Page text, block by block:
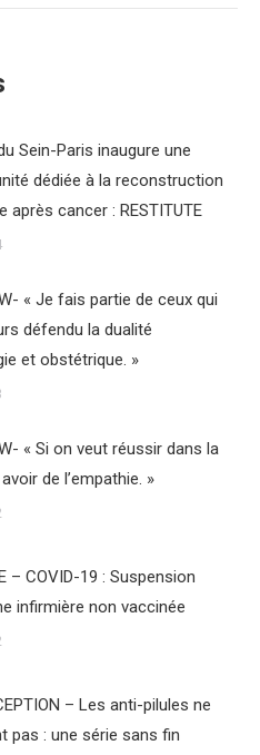
Sein-Paris inaugure une
dédiée à la reconstruction
après cancer : RESTITUTE
« Je fais partie de ceux qui
défendu la dualité
et obstétrique. »
« Si on veut réussir dans la
de l’empathie. »
– COVID-19 : Suspension
infirmière non vaccinée
– Les anti-pilules ne
pas : une série sans fin